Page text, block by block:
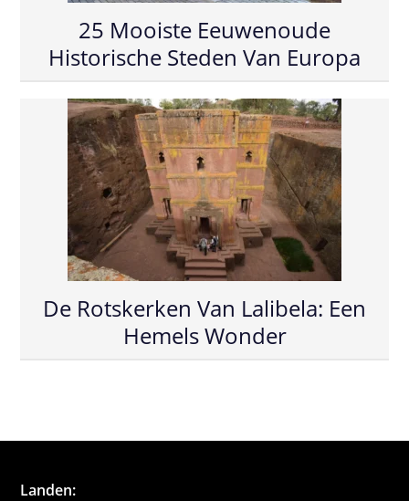
25 Mooiste Eeuwenoude
Historische Steden Van Europa
De Rotskerken Van Lalibela: Een
Hemels Wonder
Landen: